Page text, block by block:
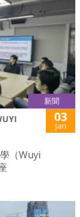
新聞
03
Jan
（Wuyi